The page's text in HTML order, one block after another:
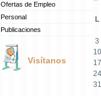
Ofertas de Empleo
Personal
Publicaciones
Visítanos
L
3
10
17
24
31